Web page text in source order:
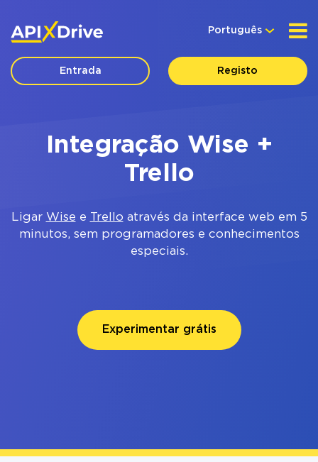
Português
Entrada Registo
Integração Wise +
Trello
Ligar Wise e Trello através da interface web em 5
minutos, sem programadores e conhecimentos
especiais.
Experimentar grátis